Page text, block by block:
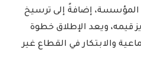
المؤسسة، إضافةً إلى ترسيخ
قيمه، ويعد الإطلاق خطوة
والابتكار في القطاع غير